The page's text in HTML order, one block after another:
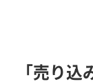
「売り